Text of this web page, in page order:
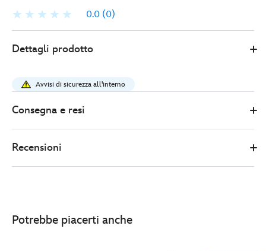
0.0 (0)
Store
10.00
caffe-
espresso-
minni-
433111011281.html
Dettagli prodotto
Avvisi di sicurezza all'interno
Consegna e resi
Recensioni
Potrebbe piacerti anche